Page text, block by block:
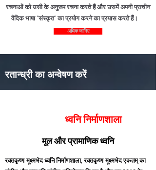
रचनाओं को उसी के अनुरूप रचना करते हैं और उसमें अपनी प्राचीन
वैदिक भाषा "संस्कृत" का प्रयोग करने का प्रयास करते हैं।
अधिक जानिए
रतान्ध्री का अन्वेषण करें
ध्वनि निर्माणशाला
मूल और प्रामाणिक ध्वनि
रक्तकृष्ण मूक्ष्मभेदध्वनि निर्माणशाला,रक्तकृष्ण मूक्ष्मभेद एकतम्का